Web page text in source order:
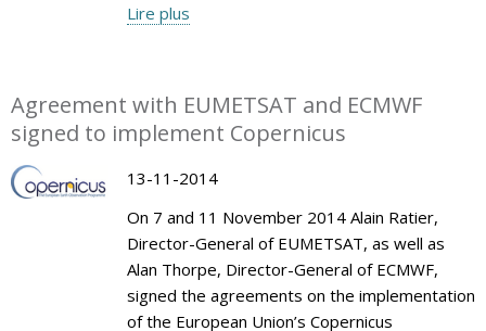
Lire plus
Agreement with EUMETSAT and ECMWF
signed to implement Copernicus
13-11-2014
On 7 and 11 November 2014 Alain Ratier,
Director-General of EUMETSAT, as well as
Alan Thorpe, Director-General of ECMWF,
signed the agreements on the implementation
of the European Union’s Copernicus